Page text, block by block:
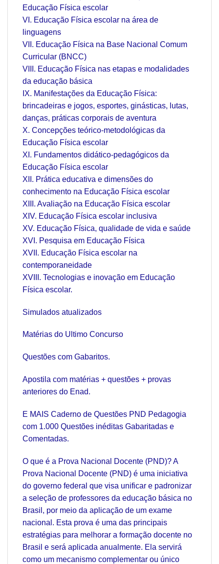
Educação Física escolar
VI. Educação Física escolar na área de
linguagens
VII. Educação Física na Base Nacional Comum
Curricular (BNCC)
VIII. Educação Física nas etapas e modalidades
da educação básica
IX. Manifestações da Educação Física:
brincadeiras e jogos, esportes, ginásticas, lutas,
danças, práticas corporais de aventura
X. Concepções teórico-metodológicas da
Educação Física escolar
XI. Fundamentos didático-pedagógicos da
Educação Física escolar
XII. Prática educativa e dimensões do
conhecimento na Educação Física escolar
XIII. Avaliação na Educação Física escolar
XIV. Educação Física escolar inclusiva
XV. Educação Física, qualidade de vida e saúde
XVI. Pesquisa em Educação Física
XVII. Educação Física escolar na
contemporaneidade
XVIII. Tecnologias e inovação em Educação
Física escolar.
Simulados atualizados
Matérias do Ultimo Concurso
Questões com Gabaritos.
Apostila com matérias + questões + provas
anteriores do Enad.
E MAIS Caderno de Questões PND Pedagogia
com 1.000 Questões inéditas Gabaritadas e
Comentadas.
O que é a Prova Nacional Docente (PND)? A
Prova Nacional Docente (PND) é uma iniciativa
do governo federal que visa unificar e padronizar
a seleção de professores da educação básica no
Brasil, por meio da aplicação de um exame
nacional. Esta prova é uma das principais
estratégias para melhorar a formação docente no
Brasil e será aplicada anualmente. Ela servirá
como um mecanismo complementar ou único